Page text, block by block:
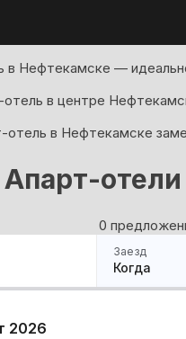
в Нефтекамске —
в центре
отель в Нефтекамске
Апарт-
0
Заезд
Когда
2026